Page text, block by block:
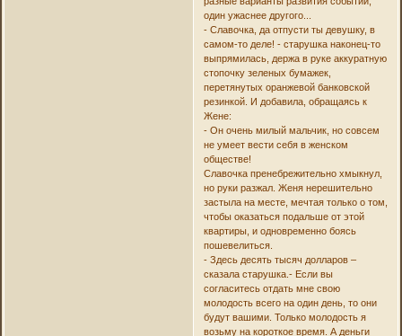
один ужаснее другого...
- Славочка, да отпусти ты девушку, в
самом-то деле! - старушка наконец-то
выпрямилась, держа в руке аккуратную
стопочку зеленых бумажек,
перетянутых оранжевой банковской
резинкой. И добавила, обращаясь к
Жене:
- Он очень милый мальчик, но совсем
не умеет вести себя в женском
обществе!
Славочка пренебрежительно хмыкнул,
но руки разжал. Женя нерешительно
застыла на месте, мечтая только о том,
чтобы оказаться подальше от этой
квартиры, и одновременно боясь
пошевелиться.
- Здесь десять тысяч долларов –
сказала старушка.- Если вы
согласитесь отдать мне свою
молодость всего на один день, то они
будут вашими. Только молодость я
возьму на короткое время. А деньги